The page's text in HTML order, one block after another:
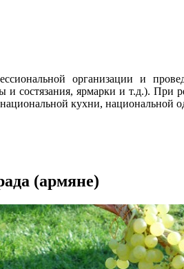
организации и
и состязания, ярмарки и т.д.).
кухни,
(армяне)